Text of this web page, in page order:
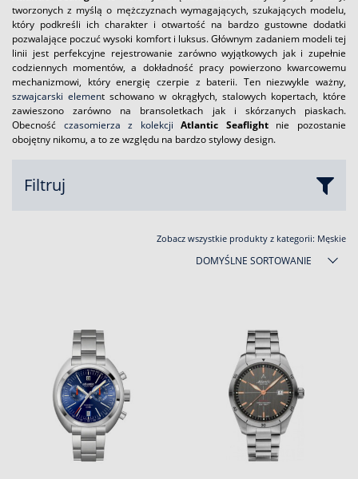
tworzonych z myślą o mężczyznach wymagających, szukających modelu,
który podkreśli ich charakter i otwartość na bardzo gustowne dodatki
pozwalające poczuć wysoki komfort i luksus. Głównym zadaniem modeli tej
linii jest perfekcyjne rejestrowanie zarówno wyjątkowych jak i zupełnie
codziennych momentów, a dokładność pracy powierzono kwarcowemu
mechanizmowi, który energię czerpie z baterii. Ten niezwykle ważny,
szwajcarski element schowano w okrągłych, stalowych kopertach, które
zawieszono zarówno na bransoletkach jak i skórzanych piaskach.
Obecność czasomierza z kolekcjiAtlantic Seaflightnie pozostanie
obojętny nikomu, a to ze względu na bardzo stylowy design.
Filtruj
Zobacz wszystkie produkty z kategorii: Męskie
DOMYŚLNE SORTOWANIE